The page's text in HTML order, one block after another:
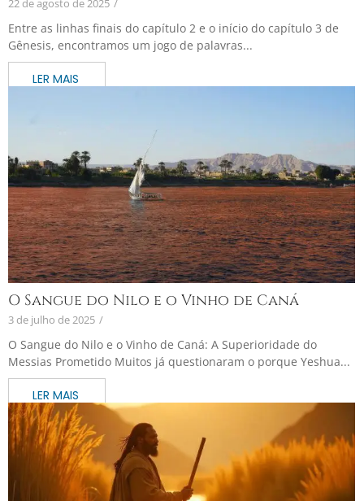
22 de agosto de 2025 /
Entre as linhas finais do capítulo 2 e o início do capítulo 3 de
Gênesis, encontramos um jogo de palavras...
O Sangue do Nilo e o Vinho de Caná
3 de julho de 2025 /
O Sangue do Nilo e o Vinho de Caná: A Superioridade do
Messias Prometido Muitos já questionaram o porque Yeshua...